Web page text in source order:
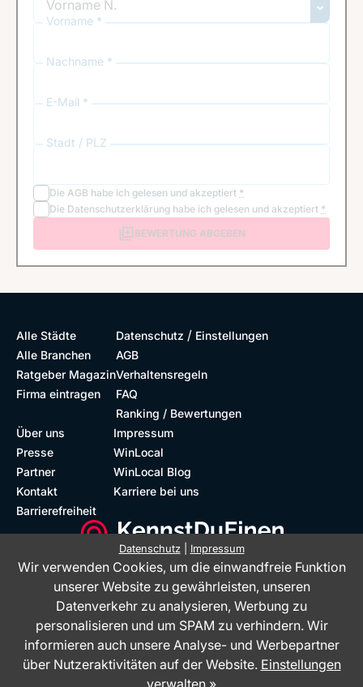
Vorname *
Nachname *
E-Mail *
Stadt / PLZ
Die AGB habe ich gelesen und akzeptiert *
Die Datenschutzerklärung habe ich gelesen und akzeptiert *
BEWERTUNG ABGEBEN
Alle Städte
Alle Branchen
Ratgeber Magazin
Firma eintragen
Datenschutz / Einstellungen
AGB
Verhaltensregeln
FAQ
Ranking / Bewertungen
Über uns
Presse
Partner
Kontakt
Barrierefreiheit
Impressum
WinLocal
WinLocal Blog
Karriere bei uns
Datenschutz| Impressum
Wir verwenden Cookies, um die einwandfreie Funktion
unserer Website zu gewährleisten, unseren
Datenverkehr zu analysieren, Werbung zu
personalisieren und um SPAM zu verhindern. Wir
informieren auch unsere Analyse- und Werbepartner
über Nutzeraktivitäten auf der Website. Einstellungen
verwalten »